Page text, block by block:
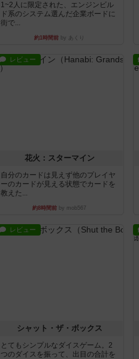
1~2人に限定された、エンジンビル
ド系のシステム選んだ企業ボードに
街で...
約1時間前 by あくり
レビュー
花火：スターマイン
自分のカードは見えず他のプレイヤ
ーのカードが見える状態でカードを
教えた...
約8時間前 by mob567
レビュー
シャット・ザ・ボックス
とてもシンプルなダイスゲーム。2
つのダイスを振って、出目の合計を